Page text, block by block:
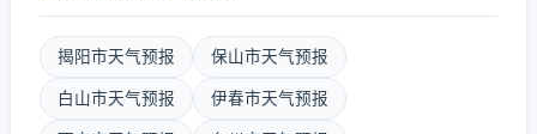
揭阳市天气预报 保山市天气预报
白山市天气预报 伊春市天气预报